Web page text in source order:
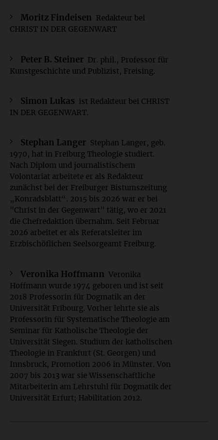
Moritz Findeisen
Redakteur bei
CHRIST IN DER GEGENWART
Peter B. Steiner
Dr. phil., Professor für
Kunstgeschichte und Publizist, Freising.
Simon Lukas
ist Redakteur bei CHRIST
IN DER GEGENWART.
Stephan Langer
Stephan Langer, geb.
1970, hat in Freiburg Theologie studiert.
Nach Diplom und journalistischem
Volontariat arbeitete er als Redakteur
zunächst bei der Freiburger Bistumszeitung
„Konradsblatt“. 2015 bis 2026 war er bei
"Christ in der Gegenwart" tätig, wo er 2021
die Chefredaktion übernahm. Seit Februar
2026 arbeitet er als Referatsleiter im
Erzbischöflichen Seelsorgeamt Freiburg.
Veronika Hoffmann
Veronika
Hoffmann wurde 1974 geboren und ist seit
2018 Professorin für Dogmatik an der
Universität Fribourg. Vorher lehrte sie als
Professorin für Systematische Theologie am
Seminar für Katholische Theologie der
Universität Siegen. Studium der katholischen
Theologie in Frankfurt (St. Georgen) und
Innsbruck, Promotion 2006 in Münster. Von
2007 bis 2013 war sie Wissenschaftliche
Mitarbeiterin am Lehrstuhl für Dogmatik der
Universität Erfurt; Habilitation 2012.